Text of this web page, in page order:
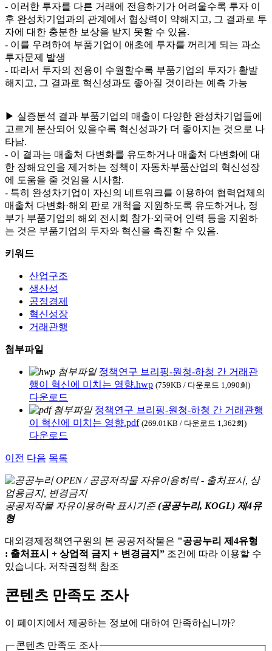
- 이러한 투자를 다른 거래에 전용하기가 어려울수록 투자 이
후 완성차기업과의 관계에서 협상력이 약해지고, 그 결과로 투
자에 대한 충분한 보상을 받지 못할 수 있음.
- 이를 우려하여 부품기업이 애초에 투자를 꺼리게 되는 과소
투자문제 발생
- 따라서 투자의 전용이 수월할수록 부품기업의 투자가 활발
해지고, 그 결과로 혁신성과도 좋아질 것이라는 예측 가능
▶ 실증분석 결과 부품기업의 매출이 다양한 완성차기업들에
고르게 분산되어 있을수록 혁신성과가 더 좋아지는 것으로 나
타남.
- 이 결과는 매출처 다변화를 유도하거나 매출처 다변화에 대
한 장해요인을 제거하는 정책이 자동차부품산업의 혁신성장
에 도움을 줄 것임을 시사함.
- 특히 완성차기업이 자신의 네트워크를 이용하여 협력업체의
매출처 다변화·해외 판로 개척을 지원하도록 유도하거나, 정
부가 부품기업의 해외 전시회 참가·외국어 인력 등을 지원하
는 것은 부품기업의 투자와 혁신을 촉진할 수 있음.
키워드
산업구조
생산성
공정경제
혁신성장
거래관행
첨부파일
정책연구 브리핑-원청-하청 간 거래관
행이 혁신에 미치는 영향.hwp (759KB / 다운로드 1,090회)
다운로드
정책연구 브리핑-원청-하청 간 거래관행
이 혁신에 미치는 영향.pdf (269.01KB / 다운로드 1,362회)
다운로드
이전 다음 목록
공공저작물 자유이용허락 표시기준 (공공누리, KOGL) 제4유
형
대외경제정책연구원의 본 공공저작물은 "공공누리 제4유형
: 출처표시 + 상업적 금지 + 변경금지” 조건에 따라 이용할 수
있습니다. 저작권정책 참조
콘텐츠 만족도 조사
이 페이지에서 제공하는 정보에 대하여 만족하십니까?
콘텐츠 만족도 조사